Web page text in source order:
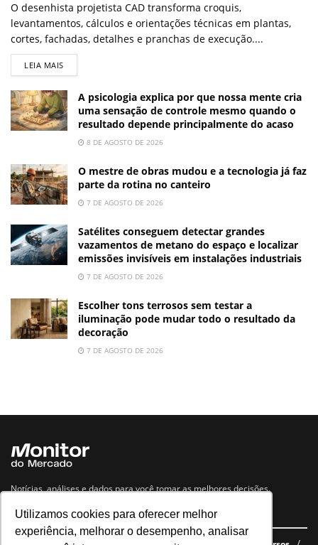
Utilizamos cookies para oferecer melhor
experiência, melhorar o desempenho, analisar
O desenhista projetista CAD transforma croquis,
levantamentos, cálculos e orientações técnicas em plantas,
cortes, fachadas, detalhes e pranchas de execução....
LEIA MAIS
A psicologia explica por que nossa mente cria
uma sensação de controle mesmo quando o
resultado depende principalmente do acaso
8 DE AGOSTO DE 2026
O mestre de obras mudou e a tecnologia já faz
parte da rotina no canteiro
7 DE AGOSTO DE 2026
Satélites conseguem detectar grandes
vazamentos de metano do espaço e localizar
emissões invisíveis em instalações industriais
7 DE AGOSTO DE 2026
Escolher tons terrosos sem testar a
iluminação pode mudar todo o resultado da
decoração
7 DE AGOSTO DE 2026
Notícias, análises e dados para você tomar as melhores decisões.
Navegue no site